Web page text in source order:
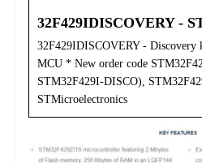
32F429IDISCOVERY -
32F429IDISCOVERY -
MCU * New order code
STM32F429I-DISCO),
STMicroelectronics